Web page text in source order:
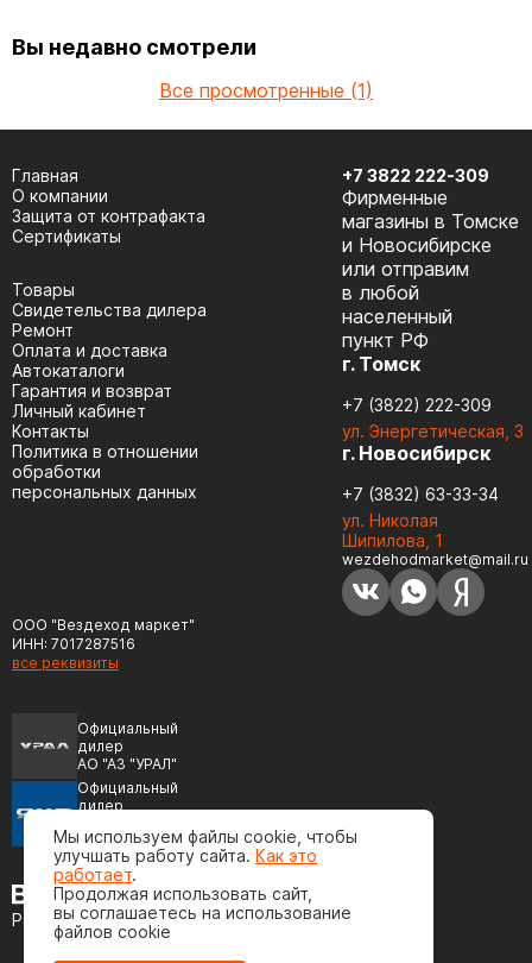
Вы недавно смотрели
Все просмотренные (1)
ООО "Вездеход маркет"
ИНН: 7017287516
все реквизиты
Официальный
дилер
АО "АЗ "УРАЛ"
Официальный
дилер
(ЯМЗ)
Разработка сайта
Главная
О компании
Защита от контрафакта
Сертификаты
Товары
Cвидетельства дилера
Ремонт
Оплата и доставка
Автокаталоги
Гарантия и возврат
Личный кабинет
Контакты
Политика в отношении
обработки
персональных данных
+7 3822 222-309
Фирменные
магазины в Томске
и Новосибирске
или отправим
в любой
населенный
пункт РФ
г. Томск
+7 (3822) 222-309
ул. Энергетическая, 3
г. Новосибирск
+7 (3832) 63-33-34
ул. Николая
Шипилова, 1
wezdehodmarket@mail.ru
Мы используем файлы cookie, чтобы
улучшать работу сайта. Как это
работает.
Продолжая использовать сайт,
вы соглашаетесь на использование
файлов cookie